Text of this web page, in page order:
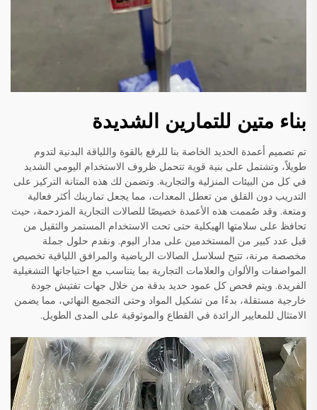
بناء متين للتمارين الشديدة
تم تصميم أعمدة الحديد الخاصة بنا للرفع بالقوة واللياقة البدنية لتدوم
طويلاً، وتشتمل على بنية قوية تتحمل ظروف الاستخدام اليومي الشديد
في كل من البيئات المنزلية والتجارية. وتضمن لك هذه المتانة التركيز على
التدريب دون القلق من تعطل المعدات، مما يجعل تمارينك أكثر فعالية
ومتعة. وقد صُممت هذه الأعمدة خصيصًا للصالات التجارية المزدحمة، حيث
تحافظ على سلامتها الهيكلية حتى تحت الاستخدام المستمر والثقيل من
قبل عدد كبير من المستخدمين على مدار اليوم. ونقدم حلول جملة
مخصصة مرنة، تتيح لسلاسل الصالات الرياضية والمرافق اللياقية تخصيص
المواصفات والألوان والعلامات التجارية بما يتناسب مع احتياجاتها التشغيلية
الفريدة. ويتم فحص كل عمود حديد بدقة من خلال جهات تفتيش جودة
خارجية مستقلة، بدءًا من تشكيل المواد وحتى التجميع النهائي، مما يضمن
الامتثال للمعايير الرائدة في القطاع والموثوقية على المدى الطويل.